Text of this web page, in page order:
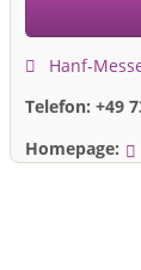
Hanf-
Telefon: +49
Homepage: